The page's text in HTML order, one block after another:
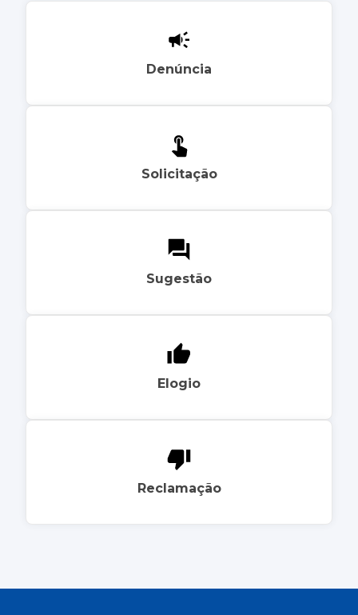
Denúncia
Solicitação
Sugestão
Elogio
Reclamação